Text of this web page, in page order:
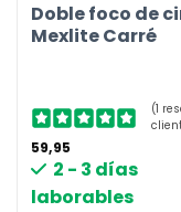
Doble foco de
Mexlite Carré
(1
59,95
2 - 3 días
laborables